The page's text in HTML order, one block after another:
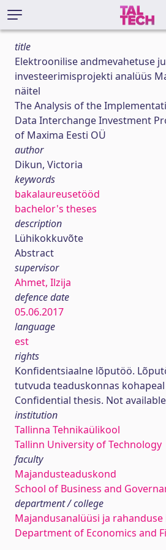
title
Elektroonilise andmevahetuse
investeerimisprojekti analüüs
näitel
The Analysis of the
Data Interchange Investment
of Maxima Eesti OÜ
author
Dikun, Victoria
keywords
bakalaureusetööd
bachelor's theses
description
Lühikokkuvõte
Abstract
supervisor
Ahmet, Ilzija
defence date
05.06.2017
language
est
rights
Konfidentsiaalne lõputöö.
tutvuda teaduskonnas kohapeal
Confidential thesis. Not
institution
Tallinna Tehnikaülikool
Tallinn University of Technology
faculty
Majandusteaduskond
School of Business and
department / college
Majandusanalüüsi ja
Department of Economics and